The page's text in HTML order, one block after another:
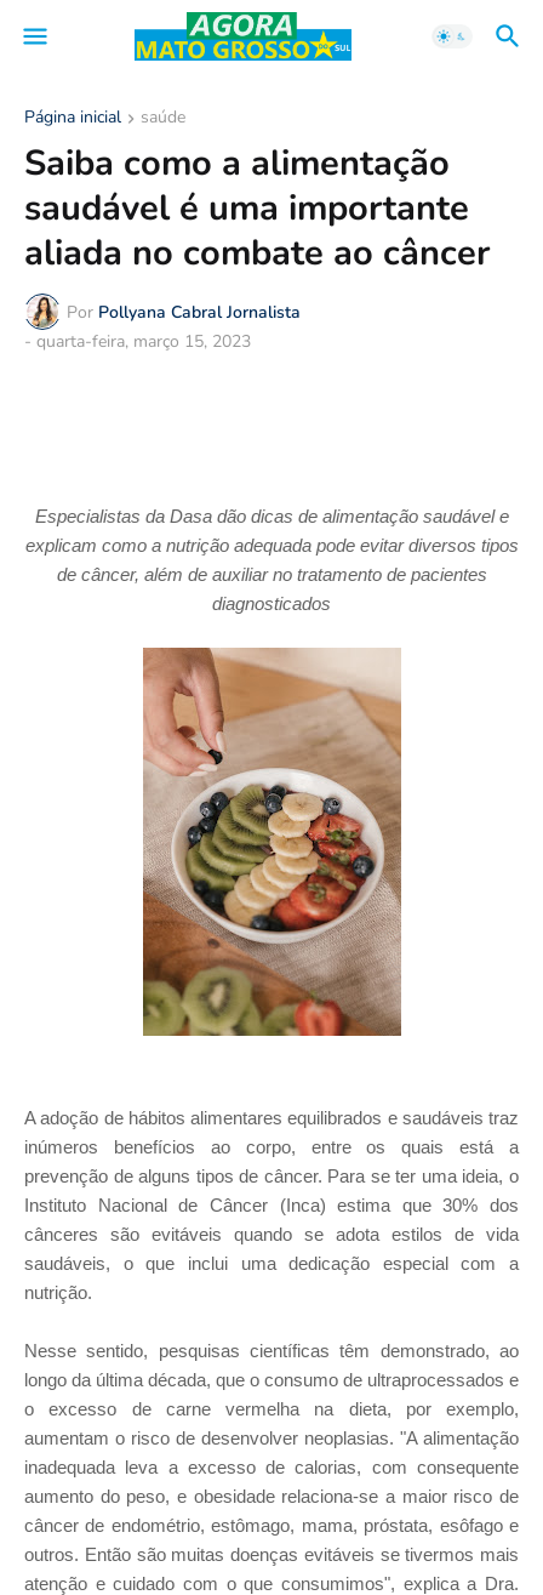
Página inicial saúde
Saiba como a alimentação
saudável é uma importante
aliada no combate ao câncer
Por Pollyana Cabral Jornalista
- quarta-feira, março 15, 2023
Especialistas da Dasa dão dicas de alimentação saudável e
explicam como a nutrição adequada pode evitar diversos tipos
de câncer, além de auxiliar no tratamento de pacientes
diagnosticados
A adoção de hábitos alimentares equilibrados e saudáveis traz
inúmeros benefícios ao corpo, entre os quais está a
prevenção de alguns tipos de câncer. Para se ter uma ideia, o
Instituto Nacional de Câncer (Inca) estima que 30% dos
cânceres são evitáveis quando se adota estilos de vida
saudáveis, o que inclui uma dedicação especial com a
nutrição.
Nesse sentido, pesquisas científicas têm demonstrado, ao
longo da última década, que o consumo de ultraprocessados e
o excesso de carne vermelha na dieta, por exemplo,
aumentam o risco de desenvolver neoplasias. "A alimentação
inadequada leva a excesso de calorias, com consequente
aumento do peso, e obesidade relaciona-se a maior risco de
câncer de endométrio, estômago, mama, próstata, esôfago e
outros. Então são muitas doenças evitáveis se tivermos mais
atenção e cuidado com o que consumimos", explica a Dra.